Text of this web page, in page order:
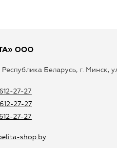
ООО
Беларусь, г. Минск,
27-27
27-27
27-27
shop.by